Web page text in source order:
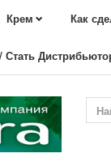
Крем Как